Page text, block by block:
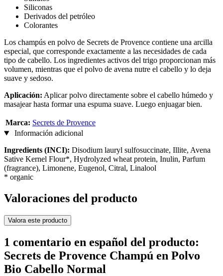
Siliconas
Derivados del petróleo
Colorantes
Los champús en polvo de Secrets de Provence contiene una arcilla
especial, que corresponde exactamente a las necesidades de cada
tipo de cabello. Los ingredientes activos del trigo proporcionan más
volumen, mientras que el polvo de avena nutre el cabello y lo deja
suave y sedoso.
Aplicación: Aplicar polvo directamente sobre el cabello húmedo y
masajear hasta formar una espuma suave. Luego enjuagar bien.
Marca: Secrets de Provence
Información adicional
Ingredients (INCI): Disodium lauryl sulfosuccinate, Illite, Avena
Sative Kernel Flour*, Hydrolyzed wheat protein, Inulin, Parfum
(fragrance), Limonene, Eugenol, Citral, Linalool
* organic
Valoraciones del producto
Valora este producto
1 comentario en español del producto:
Secrets de Provence Champú en Polvo
Bio Cabello Normal